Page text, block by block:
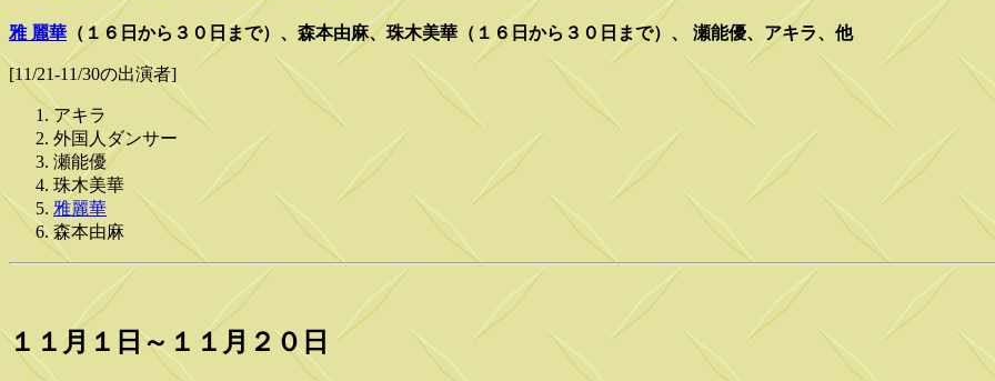
雅 麗華 （１６日から３０日まで）、森本由麻、珠木美華（１６日から３０日まで）、 瀬能優、アキラ、他
[11/21-11/30の出演者]
アキラ
外国人ダンサー
瀬能優
珠木美華
雅麗華
森本由麻
１１月１日～１１月２０日